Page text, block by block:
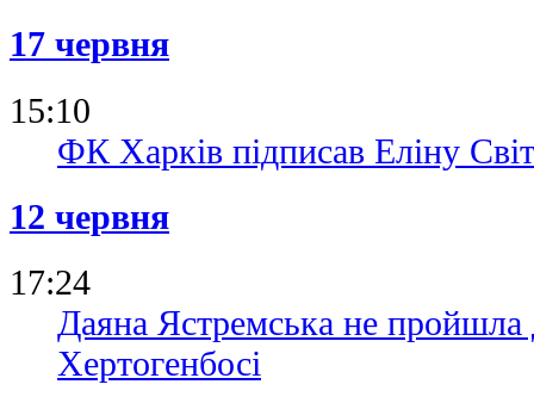
17 червня
15:10
ФК Харків підписав Еліну
12 червня
17:24
Даяна Ястремська не пройшла
Хертогенбосі